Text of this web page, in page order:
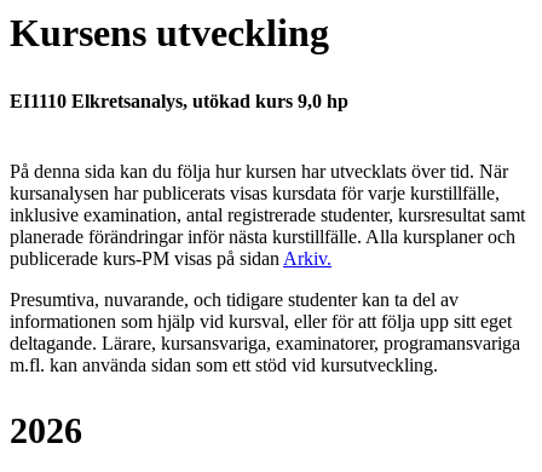
Kursens utveckling
EI1110 Elkretsanalys, utökad kurs 9,0 hp
På denna sida kan du följa hur kursen har utvecklats över tid. När
kursanalysen har publicerats visas kursdata för varje kurstillfälle,
inklusive examination, antal registrerade studenter, kursresultat samt
planerade förändringar inför nästa kurstillfälle. Alla kursplaner och
publicerade kurs-PM visas på sidan Arkiv.
Presumtiva, nuvarande, och tidigare studenter kan ta del av
informationen som hjälp vid kursval, eller för att följa upp sitt eget
deltagande. Lärare, kursansvariga, examinatorer, programansvariga
m.fl. kan använda sidan som ett stöd vid kursutveckling.
2026